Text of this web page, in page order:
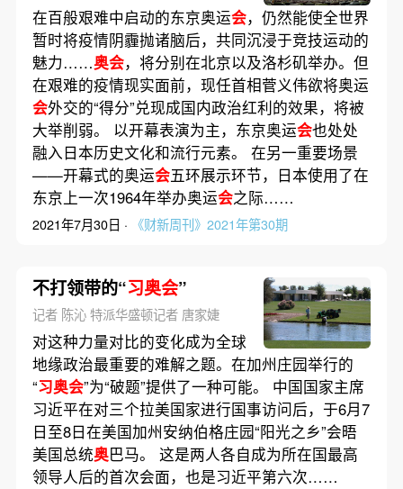
在百般艰难中启动的东京奥运会，仍然能使全世界
暂时将疫情阴霾抛诸脑后，共同沉浸于竞技运动的
魅力……奥会，将分别在北京以及洛杉矶举办。但
在艰难的疫情现实面前，现任首相菅义伟欲将奥运
会外交的“得分”兑现成国内政治红利的效果，将被
大举削弱。 以开幕表演为主，东京奥运会也处处
融入日本历史文化和流行元素。 在另一重要场景
——开幕式的奥运会五环展示环节，日本使用了在
东京上一次1964年举办奥运会之际……
2021年7月30日 · 《财新周刊》2021年第30期
不打领带的“习奥会”
记者 陈沁 特派华盛顿记者 唐家婕
对这种力量对比的变化成为全球
地缘政治最重要的难解之题。在加州庄园举行的
“习奥会”为“破题”提供了一种可能。 中国国家主席
习近平在对三个拉美国家进行国事访问后，于6月7
日至8日在美国加州安纳伯格庄园“阳光之乡”会晤
美国总统奥巴马。 这是两人各自成为所在国最高
领导人后的首次会面，也是习近平第六次……